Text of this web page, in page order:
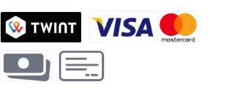
TWINT Kreditkarte